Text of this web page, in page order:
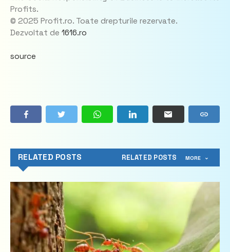
Profits.
© 2025 Profit.ro. Toate drepturile rezervate.
Dezvoltat de 1616.ro
source
RELATED POSTS RELATED POSTS MORE